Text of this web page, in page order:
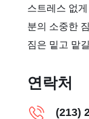
스트레스 없
분의 소중한
짐은 밑고 맡
연락처
(213)